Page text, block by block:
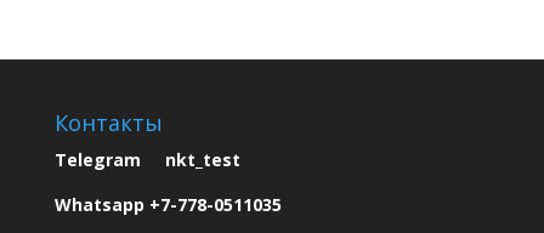
Контакты
Telegram nkt_test
Whatsapp +7-778-0511035